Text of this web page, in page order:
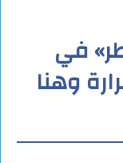
في
وهنا